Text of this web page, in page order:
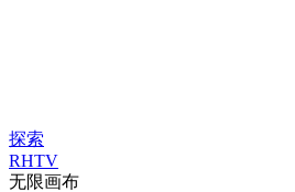
探索
RHTV
无限画布